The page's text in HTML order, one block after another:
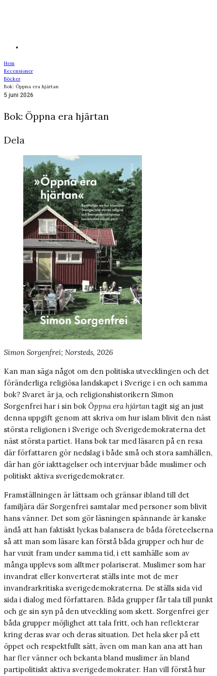
Hem
Recensioner
Böcker
Bok: Öppna era hjärtan
5 juni 2026
Bok: Öppna era hjärtan
Dela
Simon Sorgenfrei; Norsteds, 2026
Kan man säga något om den politiska utvecklingen och det
föränderliga religiösa landskapet i Sverige i en och samma
bok? Svaret är ja, och religionshistorikern Simon
Sorgenfrei har i sin bok Öppna era hjärtan tagit sig an just
denna uppgift genom att skriva om hur islam blivit den näst
största religionen i Sverige och Sverigedemokraterna det
näst största partiet. Hans bok tar med läsaren på en resa
där författaren gör nedslag i både små och stora samhällen,
där han gör iakttagelser och intervjuar både muslimer och
politiskt aktiva sverigedemokrater.
Framställningen är lättsam och gränsar ibland till det
familjära där Sorgenfrei samtalar med personer som blivit
hans vänner. Det som gör läsningen spännande är kanske
ändå att han faktiskt lyckas balansera de båda företeelserna
så att man som läsare kan förstå båda grupper och hur de
har vuxit fram under samma tid, i ett samhälle som av
många upplevs som alltmer polariserat. Muslimer som har
invandrat eller konverterat ställs inte mot de mer
invandrarkritiska sverigedemokraterna. De ställs sida vid
sida i dialog med författaren. Båda grupper får tala till punkt
och ge sin syn på den utveckling som skett. Sorgenfrei ger
båda grupper möjlighet att tala fritt, och han reflekterar
kring deras svar och deras situation. Det hela sker på ett
öppet och respektfullt sätt, även om man kan ana att han
har fler vänner och bekanta bland muslimer än bland
partipolitiskt aktiva sverigedemokrater. Han vill förstå hur